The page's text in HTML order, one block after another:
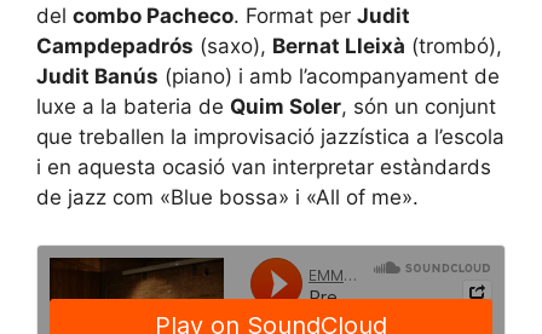
del combo Pacheco. Format per Judit
Campdepadrós (saxo), Bernat Lleixà (trombó),
Judit Banús (piano) i amb l’acompanyament de
luxe a la bateria de Quim Soler, són un conjunt
que treballen la improvisació jazzística a l’escola
i en aquesta ocasió van interpretar estàndards
de jazz com «Blue bossa» i «All of me».